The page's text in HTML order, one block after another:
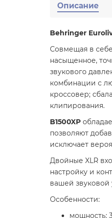
Описание
Behringer
Совмещая в
насыщенное,
звукового
комбинации с
кроссовер;
клипирования.
B1500XP
позволяют
исключает
Двойные XLR
настройку и
вашей звуковой
Особенности:
мощность: